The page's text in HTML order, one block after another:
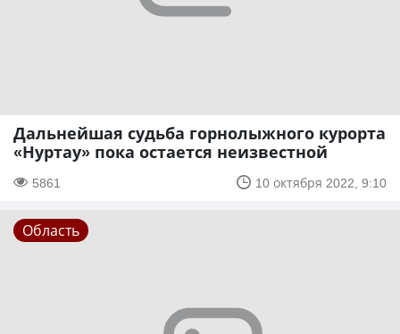
Дальнейшая судьба горнолыжного курорта
«Нуртау» пока остается неизвестной
5861 10 октября 2022, 9:10
Область